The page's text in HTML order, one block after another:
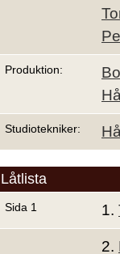
Produktion:
Studiotekniker:
Låtlista
Sida 1 1.
2.